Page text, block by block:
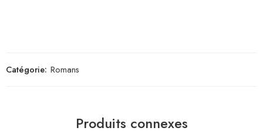
Catégorie: Romans
Produits connexes